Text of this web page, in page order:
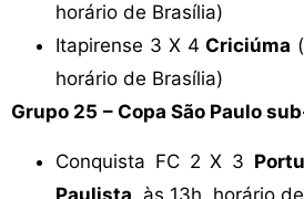
horário de Brasília)
Itapirense 3 X 4Criciúma
horário de Brasília)
Grupo 25 – Copa São Paulo
Conquista FC 2 X 3
Paulista, às 13h, horário